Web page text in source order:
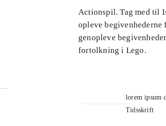
Actionspil. Tag med til
opleve
genopleve
fortolkning i Lego.
lorem ipsum
Tidsskrift